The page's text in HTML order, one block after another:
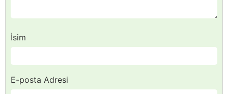
İsim
E-posta Adresi